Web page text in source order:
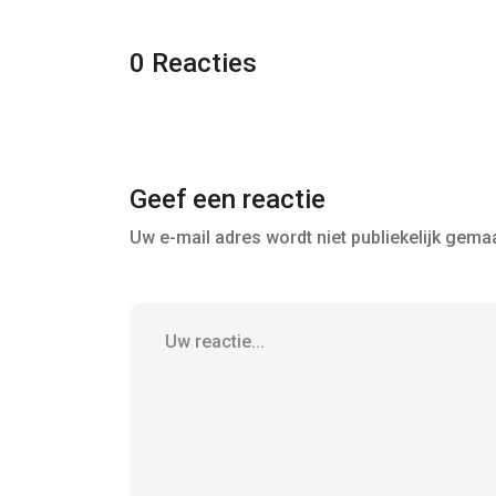
0 Reacties
Geef een reactie
Uw e-mail adres wordt niet publiekelijk